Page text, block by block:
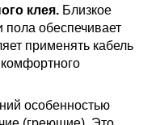
клея. Близкое
пола обеспечивает
применять кабель
особенностью